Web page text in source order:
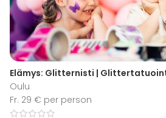
Oulu
Fr. 29 € per person